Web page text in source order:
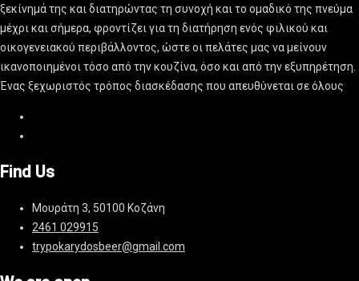
ξεκίνημά της και διατηρώντας τη συνοχή και το ομαδικό της πνεύμα
μέχρι και σήμερα, φροντίζει για τη διατήρηση ενός φιλικού και
οικογενειακού περιβάλλοντος, ώστε οι πελάτες μας να μείνουν
ικανοποιημένοι τόσο από την κουζίνα, όσο και από την εξυπηρέτηση.
Ένας ξεχωριστός τρόπος διασκέδασης που απευθύνεται σε όλους
Find Us
Μουράτη 3, 50100 Κοζάνη
2461 029915
trypokarydosbeer@gmail.com